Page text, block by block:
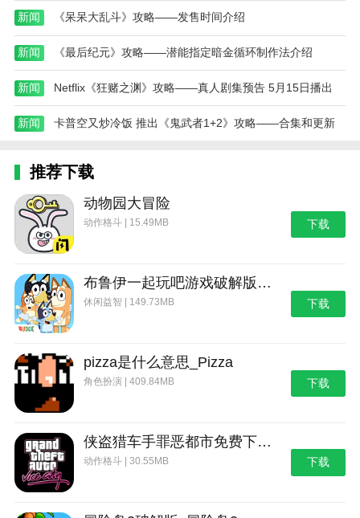
网站！
热门搜索: 世界末日生存游戏攻略破解版(世界末日生存破解版最新
版无限金币下载) 模拟冒险角色游戏攻略(冒险世界手游人物攻略)
野外生存的世界游戏攻略综合篇(模拟野外生存游戏大全)
新闻 《呆呆大乱斗》攻略——发售时间介绍
新闻 《最后纪元》攻略——潜能指定暗金循环制作法介绍
新闻 Netflix《狂赌之渊》攻略——真人剧集预告 5月15日播出
新闻 卡普空又炒冷饭 推出《鬼武者1+2》攻略——合集和更新
推荐下载
动物园大冒险
动作格斗 | 15.49MB 下载
布鲁伊一起玩吧游戏破解版_布鲁伊：一起玩吧
休闲益智 | 149.73MB 下载
pizza是什么意思_Pizza
角色扮演 | 409.84MB 下载
侠盗猎车手罪恶都市免费下载_侠盗猎车手：罪恶都市
动作格斗 | 30.55MB 下载